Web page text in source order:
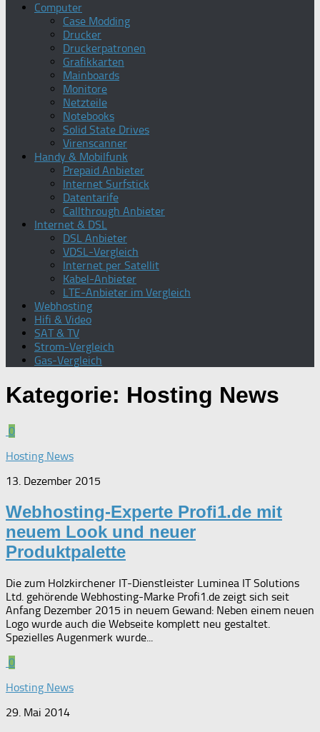
Computer
Case Modding
Drucker
Druckerpatronen
Grafikkarten
Mainboards
Monitore
Netzteile
Notebooks
Solid State Drives
Virenscanner
Handy & Mobilfunk
Prepaid Anbieter
Internet Surfstick
Datentarife
Callthrough Anbieter
Internet & DSL
DSL Anbieter
VDSL-Vergleich
Internet per Satellit
Kabel-Anbieter
LTE-Anbieter im Vergleich
Webhosting
Hifi & Video
SAT & TV
Strom-Vergleich
Gas-Vergleich
Kategorie: Hosting News
0
Hosting News
13. Dezember 2015
Webhosting-Experte Profi1.de mit
neuem Look und neuer
Produktpalette
Die zum Holzkirchener IT-Dienstleister Luminea IT Solutions
Ltd. gehörende Webhosting-Marke Profi1.de zeigt sich seit
Anfang Dezember 2015 in neuem Gewand: Neben einem neuen
Logo wurde auch die Webseite komplett neu gestaltet.
Spezielles Augenmerk wurde...
0
Hosting News
29. Mai 2014